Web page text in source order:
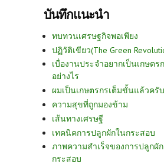
บันทึกแนะนำ
ทบทวนเศรษฐกิจพอเพียง
ปฏิวัติเขียว(The Green
เบื่องานประจำอยากเป็นเกษตร
อย่างไร
ผมเป็นเกษตรกรเต็มขั้นแล้วครับ
ความสุขที่ถูกมองข้าม
เส้นทางเศรษฐี
เทคนิคการปลูกผักในกระสอบ
ภาพความสำเร็จของการปลูกผั
กระสอบ